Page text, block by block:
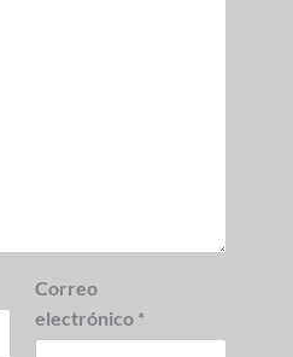
Correo
electrónico *